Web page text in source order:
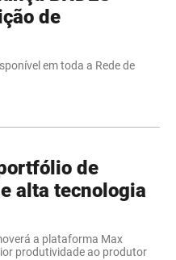
de
em toda a Rede de
de
alta tecnologia
a plataforma Max
produtividade ao produtor